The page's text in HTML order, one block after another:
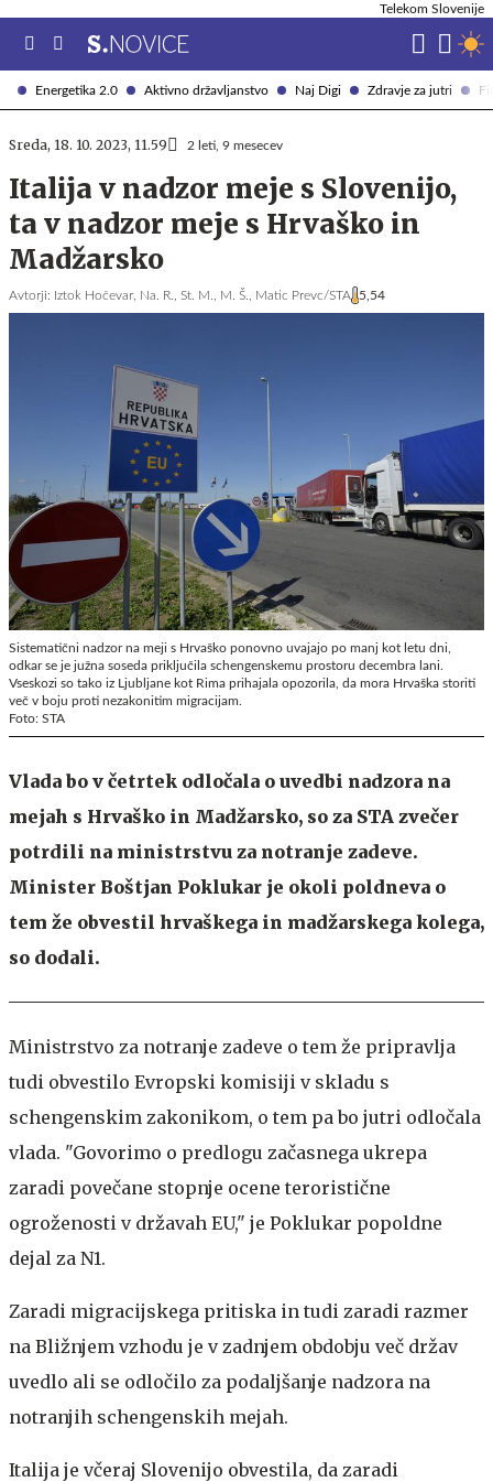
Energetika 2.0 Aktivno državljanstvo Naj Digi Zdravje za jutri
Telekom Slovenije
Sreda, 18. 10. 2023, 11.59 2 leti, 9 mesecev
Italija v nadzor meje s Slovenijo,
ta v nadzor meje s Hrvaško in
Madžarsko
Avtorji: Iztok Hočevar, Na. R., St. M., M. Š., Matic Prevc/STA 5,54
Sistematični nadzor na meji s Hrvaško ponovno uvajajo po manj kot letu dni,
odkar se je južna soseda priključila schengenskemu prostoru decembra lani.
Vseskozi so tako iz Ljubljane kot Rima prihajala opozorila, da mora Hrvaška storiti
več v boju proti nezakonitim migracijam.
Foto: STA
Vlada bo v četrtek odločala o uvedbi nadzora na
mejah s Hrvaško in Madžarsko, so za STA zvečer
potrdili na ministrstvu za notranje zadeve.
Minister Boštjan Poklukar je okoli poldneva o
tem že obvestil hrvaškega in madžarskega kolega,
so dodali.
Ministrstvo za notranje zadeve o tem že pripravlja
tudi obvestilo Evropski komisiji v skladu s
schengenskim zakonikom, o tem pa bo jutri odločala
vlada. "Govorimo o predlogu začasnega ukrepa
zaradi povečane stopnje ocene teroristične
ogroženosti v državah EU," je Poklukar popoldne
dejal za N1.
Zaradi migracijskega pritiska in tudi zaradi razmer
na Bližnjem vzhodu je v zadnjem obdobju več držav
uvedlo ali se odločilo za podaljšanje nadzora na
notranjih schengenskih mejah.
Italija je včeraj Slovenijo obvestila, da zaradi